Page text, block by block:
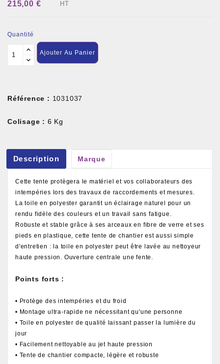
215,00 € HT
Quantité
Ajouter Au Panier
Référence : 1031037
Colisage : 6 Kg
Description Marque
Cette tente protègera le matériel et vos collaborateurs des
intempéries lors des travaux de raccordements et mesures.
La toile en polyester garantit un éclairage naturel pour un
rendu fidèle des couleurs et un travail sans fatigue.
Robuste et stable grâce à ses arceaux en fibre de verre et ses
pieds en plastique, cette tente de chantier est aussi simple
d'entretien : la toile en polyester peut être lavée au nettoyeur
haute pression. Ouverture centrale une fente.
Points forts :
• Protège des intempéries et du froid
• Montage ultra-rapide ne nécessitant qu'une personne
• Toile en polyester de qualité laissant passer la lumière du
jour
• Facilement nettoyable au jet haute pression
• Tente de chantier compacte, légère et robuste